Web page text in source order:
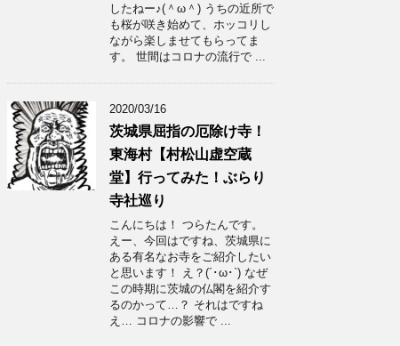
したねー♪(＾ω＾) うちの近所で
も桜が咲き始めて、ホッコリし
ながら楽しませてもらってま
す。 世間はコロナの流行で ...
2020/03/16
茨城県屈指の厄除け寺！
東海村【村松山虚空蔵
堂】行ってみた！ぶらり
寺社巡り
こんにちは！ つらたんです。
えー、今回はですね、茨城県に
ある有名なお寺をご紹介したい
と思います！ え？(´･ω･`) なぜ
この時期に茨城の仏閣を紹介す
るのかって…？ それはですね
え… コロナの影響で ...